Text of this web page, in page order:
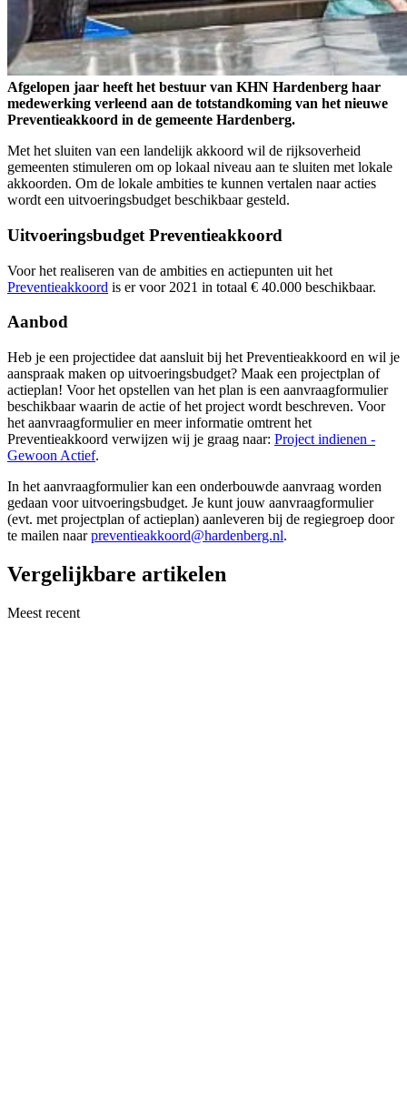
Afgelopen jaar heeft het bestuur van KHN Hardenberg haar
medewerking verleend aan de totstandkoming van het nieuwe
Preventieakkoord in de gemeente Hardenberg.
Met het sluiten van een landelijk akkoord wil de rijksoverheid
gemeenten stimuleren om op lokaal niveau aan te sluiten met lokale
akkoorden. Om de lokale ambities te kunnen vertalen naar acties
wordt een uitvoeringsbudget beschikbaar gesteld.
Uitvoeringsbudget Preventieakkoord
Voor het realiseren van de ambities en actiepunten uit het
Preventieakkoord is er voor 2021 in totaal € 40.000 beschikbaar.
Aanbod
Heb je een projectidee dat aansluit bij het Preventieakkoord en wil je
aanspraak maken op uitvoeringsbudget? Maak een projectplan of
actieplan! Voor het opstellen van het plan is een aanvraagformulier
beschikbaar waarin de actie of het project wordt beschreven. Voor
het aanvraagformulier en meer informatie omtrent het
Preventieakkoord verwijzen wij je graag naar: Project indienen -
Gewoon Actief.
In het aanvraagformulier kan een onderbouwde aanvraag worden
gedaan voor uitvoeringsbudget. Je kunt jouw aanvraagformulier
(evt. met projectplan of actieplan) aanleveren bij de regiegroep door
te mailen naarpreventieakkoord@hardenberg.nl.
Vergelijkbare artikelen
Meest recent